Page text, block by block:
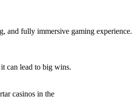
and fully immersive gaming experience.
can lead to big wins.
casinos in the